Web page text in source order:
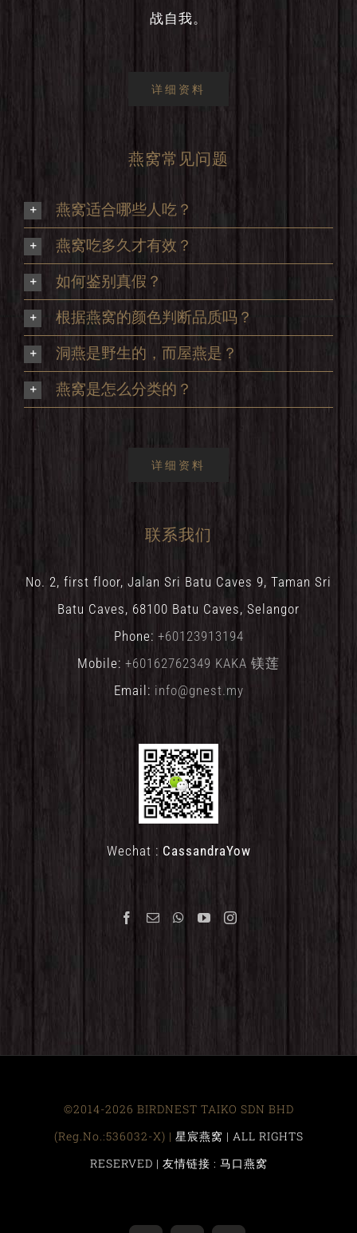
战自我。
详细资料
燕窝常见问题
燕窝适合哪些人吃？
燕窝吃多久才有效？
如何鉴别真假？
根据燕窝的颜色判断品质吗？
洞燕是野生的，而屋燕是？
燕窝是怎么分类的？
详细资料
联系我们
No. 2, first floor, Jalan Sri Batu Caves 9, Taman Sri
Batu Caves, 68100 Batu Caves, Selangor
Phone: +60123913194
Mobile: +60162762349 KAKA 镁莲
Email: info@gnest.my
Wechat : CassandraYow
©2014-2026 BIRDNEST TAIKO SDN BHD
(Reg.No.:536032-X) | 星宸燕窝 | ALL RIGHTS
RESERVED | 友情链接 : 马口燕窝